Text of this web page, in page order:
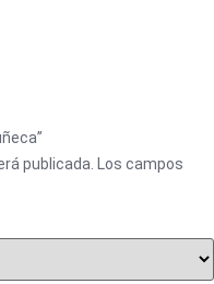
publicada.
Los campos